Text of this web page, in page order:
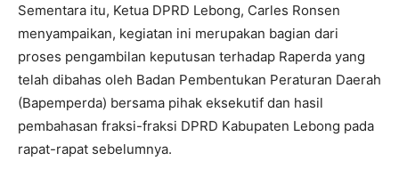
Sementara itu, Ketua DPRD Lebong, Carles Ronsen
menyampaikan, kegiatan ini merupakan bagian dari
proses pengambilan keputusan terhadap Raperda yang
telah dibahas oleh Badan Pembentukan Peraturan Daerah
(Bapemperda) bersama pihak eksekutif dan hasil
pembahasan fraksi-fraksi DPRD Kabupaten Lebong pada
rapat-rapat sebelumnya.